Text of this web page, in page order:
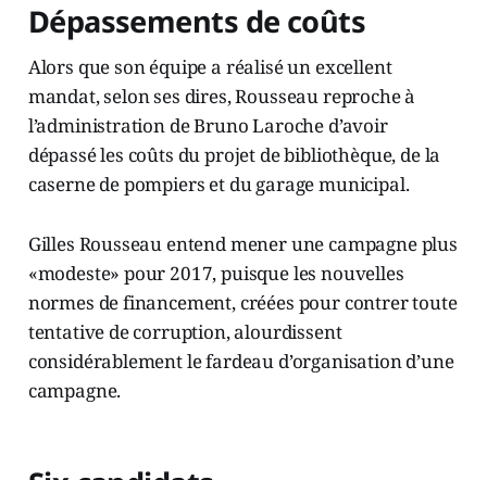
Dépassements de coûts
Alors que son équipe a réalisé un excellent
mandat, selon ses dires, Rousseau reproche à
l’administration de Bruno Laroche d’avoir
dépassé les coûts du projet de bibliothèque, de la
caserne de pompiers et du garage municipal.
Gilles Rousseau entend mener une campagne plus
«modeste» pour 2017, puisque les nouvelles
normes de financement, créées pour contrer toute
tentative de corruption, alourdissent
considérablement le fardeau d’organisation d’une
campagne.